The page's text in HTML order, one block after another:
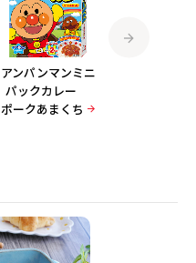
アンパンマンミニ
パックカレー
ポークあまくち